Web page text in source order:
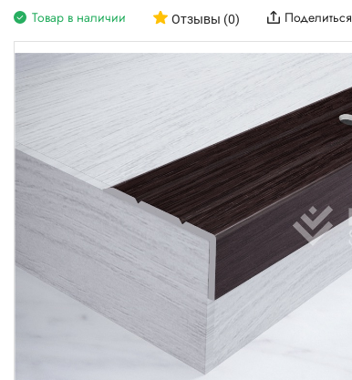
Пороги
Алюминиевые профили
Резиновые коврики
Товар в наличии Отзывы (0) Поделиться